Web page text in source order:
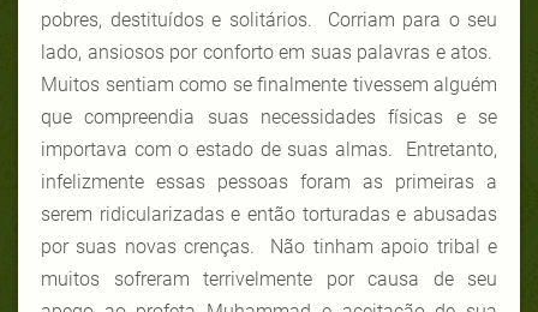
pobres, destituídos e solitários. Corriam para o seu
lado, ansiosos por conforto em suas palavras e atos.
Muitos sentiam como se finalmente tivessem alguém
que compreendia suas necessidades físicas e se
importava com o estado de suas almas. Entretanto,
infelizmente essas pessoas foram as primeiras a
serem ridicularizadas e então torturadas e abusadas
por suas novas crenças. Não tinham apoio tribal e
muitos sofreram terrivelmente por causa de seu